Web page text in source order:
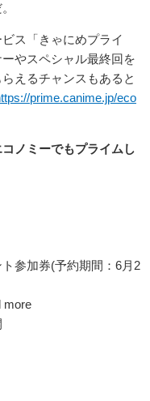
ス「きゃにめプライ
やスペシャル最終回を
えるチャンスもあると
prime.canime.jp/eco
ノミーでもプライムし
参加券(予約期間：6月2
more